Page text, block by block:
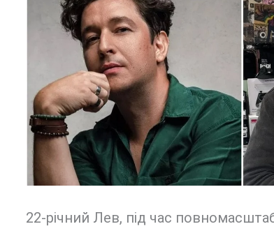
22-річний Лев, під час